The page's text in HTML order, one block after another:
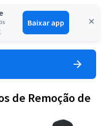
Baixar app
Entrar
de Remoção de